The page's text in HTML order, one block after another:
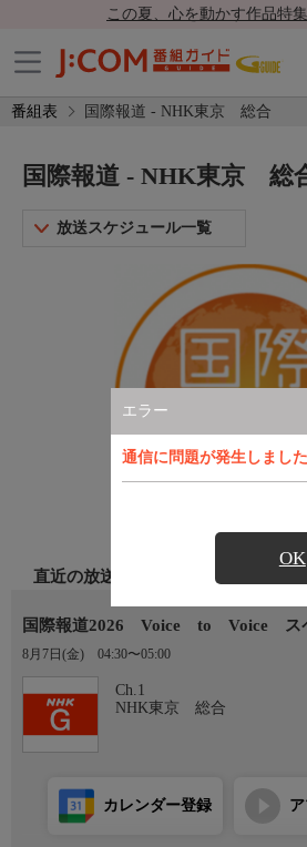
この夏、心を動かす作品特
番組表 国際報道 - NHK東京 総合
エラー
通信に問題が発生しまし
OK
国際報道 - NHK東京 総
放送スケジュール一覧
直近の放送
国際報道2026 Voice to Voice ス
8月7日(金) 04:30〜05:00
Ch.1
NHK東京 総合
カレンダー登録